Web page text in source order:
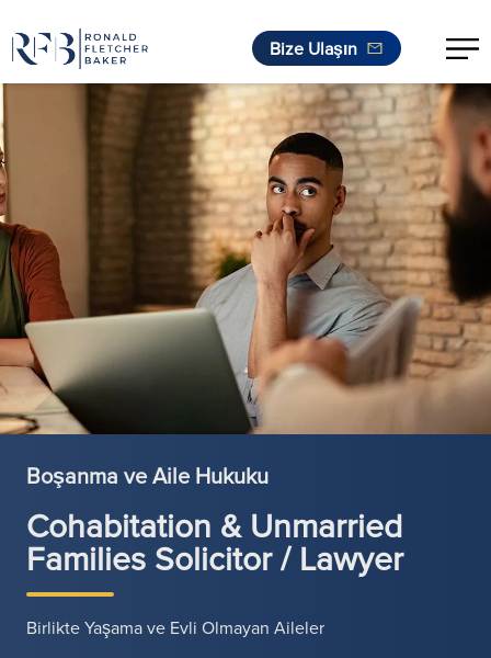
Bize Ulaşın
Boşanma ve Aile Hukuku
Cohabitation & Unmarried
Families Solicitor / Lawyer
Birlikte Yaşama ve Evli Olmayan Aileler